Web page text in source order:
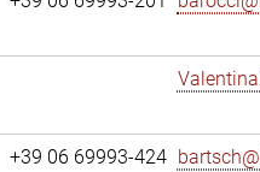
+39 06 69993-424